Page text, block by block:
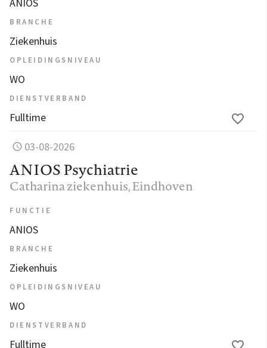
ANIOS
BRANCHE
Ziekenhuis
OPLEIDINGSNIVEAU
WO
DIENSTVERBAND
Fulltime
03-08-2026
ANIOS Psychiatrie
Catharina ziekenhuis, Eindhoven
FUNCTIE
ANIOS
BRANCHE
Ziekenhuis
OPLEIDINGSNIVEAU
WO
DIENSTVERBAND
Fulltime